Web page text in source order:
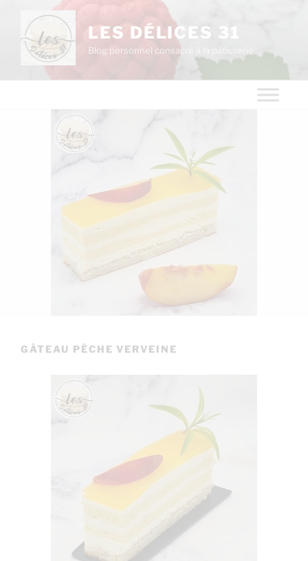
LES DÉLICES 31
Blog personnel consacré à la pâtisserie
GÂTEAU PÊCHE VERVEINE